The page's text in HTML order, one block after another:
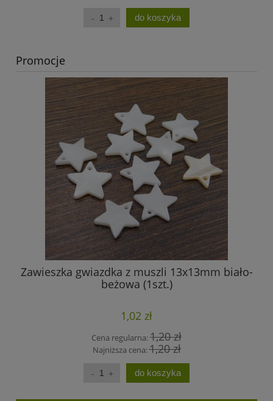
do koszyka
Promocje
Zawieszka gwiazdka z muszli 13x13mm biało-
beżowa (1szt.)
1,02 zł
Cena regularna:1,20 zł
Najniższa cena:1,20 zł
do koszyka